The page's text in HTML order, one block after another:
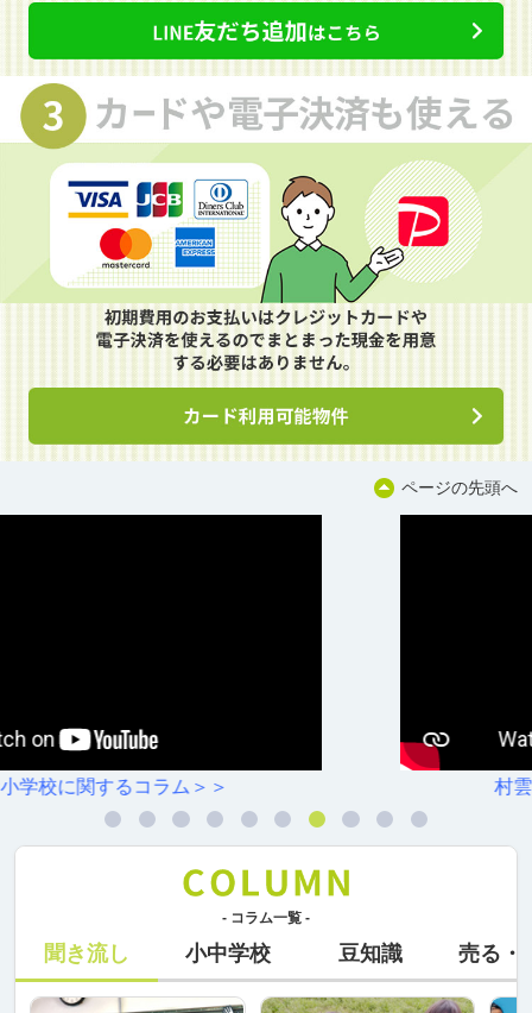
ページの先頭へ
村雲小学校に関するコラム＞＞
- コラム一覧 -
聞き流し 小中学校 豆知識 売る・